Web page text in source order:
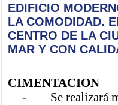
EDIFICIO
LA COMODIDAD.
CENTRO DE LA
MAR Y CON
CIMENTACION
-
Se realizará